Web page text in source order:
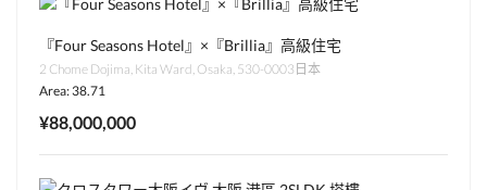
『Four Seasons Hotel』×『Brillia』高級住宅
2 Chome Dojima, Kita Ward, Osaka, 530-0003日本
Area: 38.71
¥88,000,000